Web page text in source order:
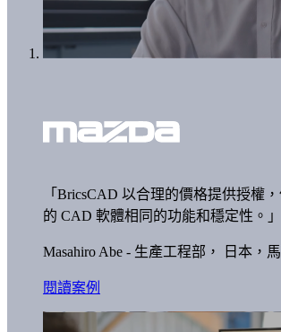
「BricsCAD 以合理的價格提供授權
的 CAD 軟體相同的功能和穩定性。」
Masahiro Abe - 生產工程部， 日本，
閱讀案例